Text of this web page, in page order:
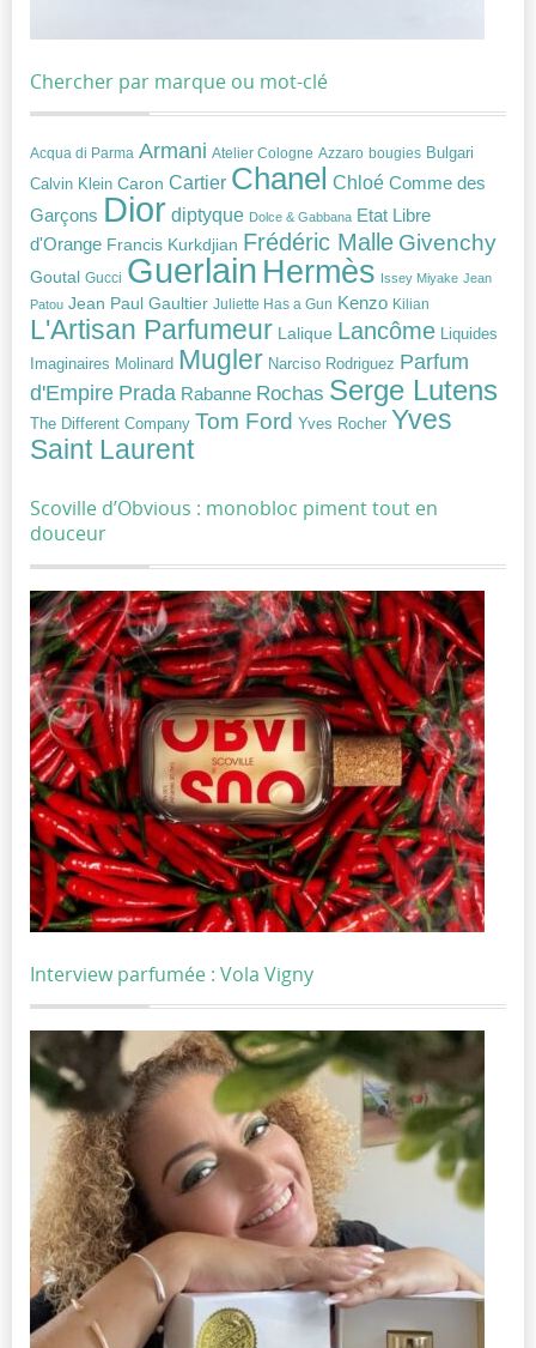
Chercher par marque ou mot-clé
Acqua di Parma Armani Atelier Cologne Azzaro bougies Bulgari
Calvin Klein Caron Cartier Chanel Chloé Comme des
Garçons Dior diptyque Dolce & Gabbana Etat Libre
d'Orange Francis Kurkdjian Frédéric Malle Givenchy
Goutal Gucci Guerlain Hermès Issey Miyake Jean
Patou Jean Paul Gaultier Juliette Has a Gun Kenzo Kilian
L'Artisan Parfumeur Lalique Lancôme Liquides
Imaginaires Molinard Mugler Narciso Rodriguez Parfum
d'Empire Prada Rabanne Rochas Serge Lutens
The Different Company Tom Ford Yves Rocher Yves
Saint Laurent
Scoville d’Obvious : monobloc piment tout en
douceur
Interview parfumée : Vola Vigny